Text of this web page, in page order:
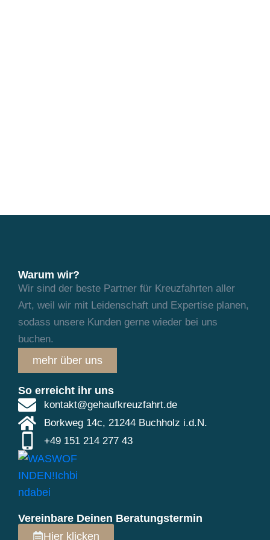
Warum wir?
Wir sind der beste Partner für Kreuzfahrten aller
Art, weil wir mit Leidenschaft und Expertise planen,
sodass unsere Kunden gerne wieder bei uns
buchen.
mehr über uns
So erreicht ihr uns
kontakt@gehaufkreuzfahrt.de
Borkweg 14c, 21244 Buchholz i.d.N.
+49 151 214 277 43
Vereinbare Deinen Beratungstermin
Hier klicken